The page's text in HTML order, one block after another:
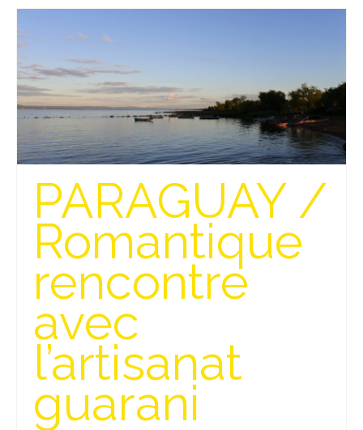
– Copenhague
FRANCE
– Nice
– Paris
JAPON
– Osaka
PÉROU
PORTUGAL
USA
– Los Angeles
VIETNAM
PARAGUAY /
Romantique
rencontre
avec
l’artisanat
guarani